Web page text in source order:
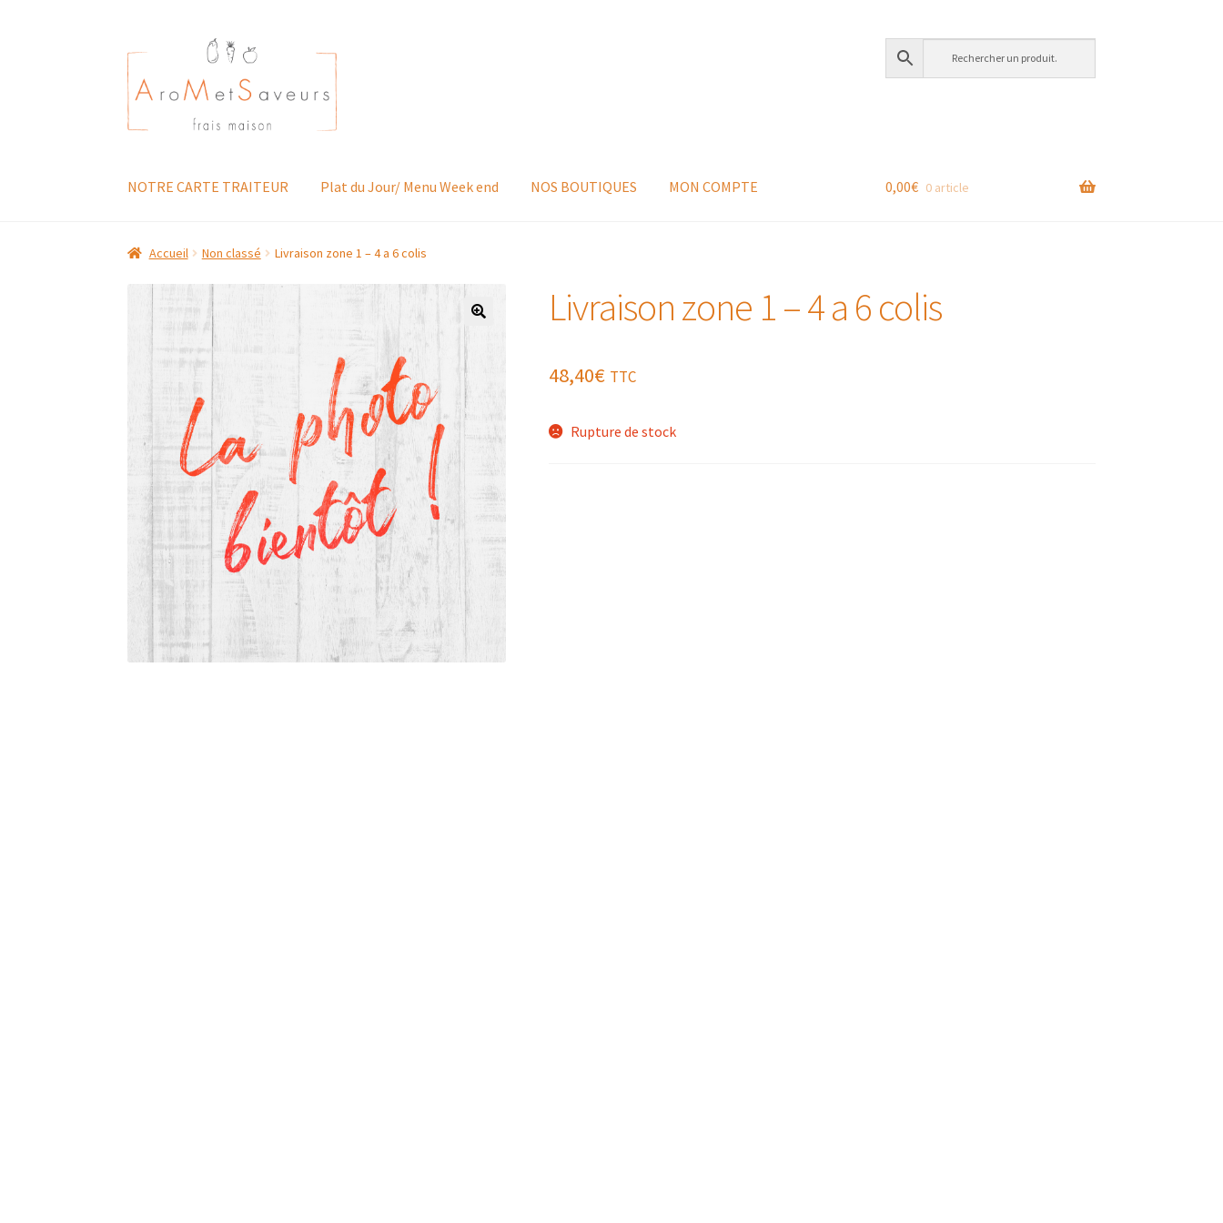
Aller
à
la
navigation
Aller
au
contenu
NOTRE CARTE TRAITEUR Plat du Jour/ Menu Week end NOS BOUTIQUES MON COMPTE 0,00€ 0 article
Accueil Non classé Livraison zone 1 – 4 a 6 colis
Livraison zone 1 – 4 a 6 colis
48,40€ TTC
Rupture de stock